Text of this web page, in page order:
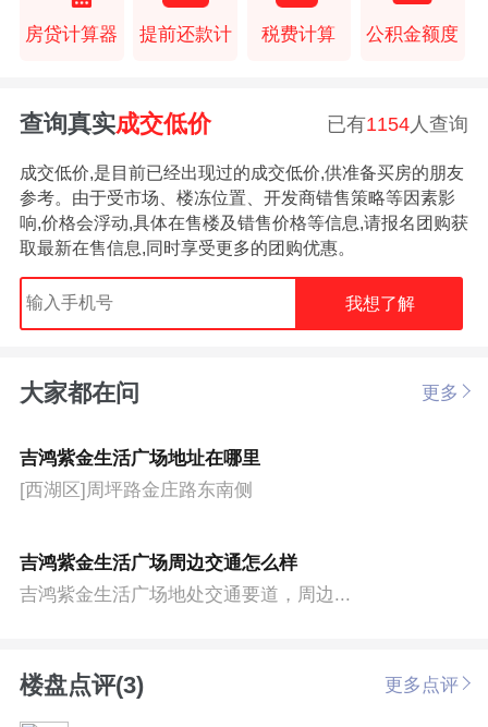
房贷计算器 提前还款计 税费计算 公积金额度
查询真实成交低价 已有1154人查询
成交低价,是目前已经出现过的成交低价,供准备买房的朋友
参考。由于受市场、楼冻位置、开发商错售策略等因素影
响,价格会浮动,具体在售楼及错售价格等信息,请报名团购获
取最新在售信息,同时享受更多的团购优惠。
我想了解
大家都在问 更多
吉鸿紫金生活广场地址在哪里
[西湖区]周坪路金庄路东南侧
吉鸿紫金生活广场周边交通怎么样
吉鸿紫金生活广场地处交通要道，周边...
楼盘点评(3) 更多点评